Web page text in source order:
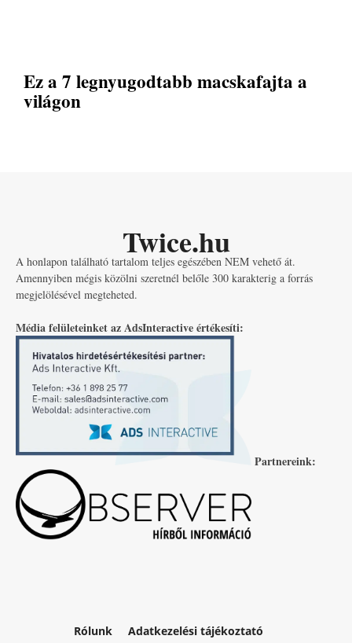
Ez a 7 legnyugodtabb macskafajta a
világon
Twice.hu
A honlapon található tartalom teljes egészében NEM vehető át.
Amennyiben mégis közölni szeretnél belőle 300 karakterig a forrás
megjelölésével megteheted.
Média felületeinket az AdsInteractive értékesíti:
Partnereink:
Rólunk Adatkezelési tájékoztató